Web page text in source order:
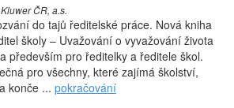
ČR, a.s.
do tajů ředitelské práce. Nová kniha
školy – Uvažování o vyvažování života
především pro ředitelky a ředitele škol.
pro všechny, které zajímá školství,
konče ... pokračování